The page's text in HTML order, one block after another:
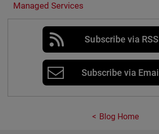
Managed Services
Subscribe via RSS
Subscribe via Email
Blog Home